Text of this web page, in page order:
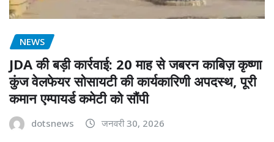
NEWS
JDA की बड़ी कार्रवाई: 20 माह से जबरन काबिज़ कृष्णा
कुंज वेलफेयर सोसायटी की कार्यकारिणी अपदस्थ, पूरी
कमान एम्पायर्ड कमेटी को सौंपी
dotsnews जनवरी 30, 2026